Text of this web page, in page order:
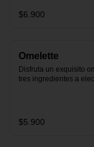
$6.900
Omelette
Disfruta un exquisito
tres ingredientes a
$5.900